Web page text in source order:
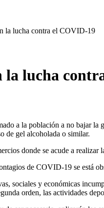
la lucha contra el COVID-19
lucha
a la población a no bajar la
de gel alcoholada o similar.
donde se acude a
de COVID-19 se está
sociales y económicas
orden, las actividades